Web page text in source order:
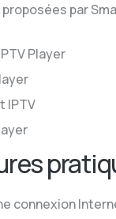
proposées par
Player
IPTV
connexion